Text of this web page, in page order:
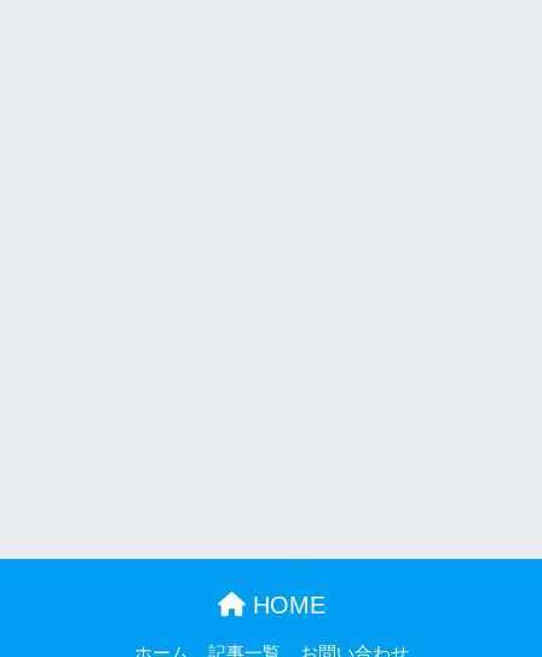
HOME
ホーム 記事一覧 お問い合わせ